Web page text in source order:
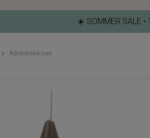
☀️ SOMMER SALE
Adventskerzen